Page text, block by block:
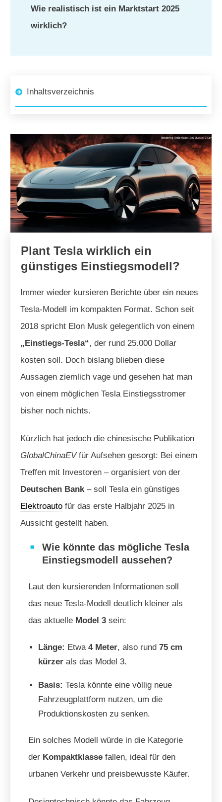
Wie realistisch ist ein Marktstart 2025
wirklich?
Inhaltsverzeichnis
Plant Tesla wirklich ein
günstiges Einstiegsmodell?
Immer wieder kursieren Berichte über ein neues
Tesla-Modell im kompakten Format. Schon seit
2018 spricht Elon Musk gelegentlich von einem
„Einstiegs-Tesla“, der rund 25.000 Dollar
kosten soll. Doch bislang blieben diese
Aussagen ziemlich vage und gesehen hat man
von einem möglichen Tesla Einstiegsstromer
bisher noch nichts.
Kürzlich hat jedoch die chinesische Publikation
GlobalChinaEVfür Aufsehen gesorgt: Bei einem
Treffen mit Investoren – organisiert von der
Deutschen Bank– soll Tesla ein günstiges
Elektroauto für das erste Halbjahr 2025 in
Aussicht gestellt haben.
Wie könnte das mögliche Tesla
Einstiegsmodell aussehen?
Laut den kursierenden Informationen soll
das neue Tesla-Modell deutlich kleiner als
das aktuelle Model 3 sein:
Länge: Etwa 4 Meter, also rund 75 cm
kürzer als das Model 3.
Basis: Tesla könnte eine völlig neue
Fahrzeugplattform nutzen, um die
Produktionskosten zu senken.
Ein solches Modell würde in die Kategorie
der Kompaktklasse fallen, ideal für den
urbanen Verkehr und preisbewusste Käufer.